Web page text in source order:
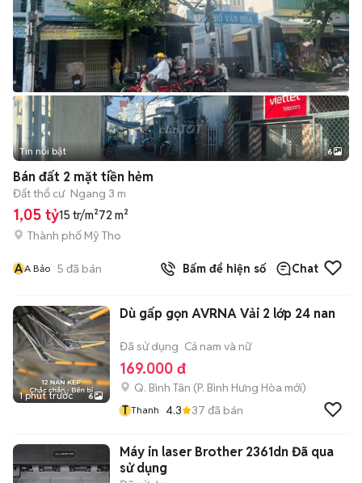
+2
Tin nổi bật 6
Bán đất 2 mặt tiền hẻm
Đất thổ cư Ngang 3 m
1,05 tỷ15 tr/m²72 m²
Thành phố Mỹ Tho
AA Bảo 5 đã bán Bấm để hiện số Chat
1 phút trước 6
Dù gấp gọn AVRNA Vải 2 lớp 24 nan
Đã sử dụng Cả nam và nữ
169.000 đ
Q. Bình Tân (P. Bình Hưng Hòa mới)
T Thanh 4.3 37 đã bán
Máy in laser Brother 2361dn Đã qua
sử dụng